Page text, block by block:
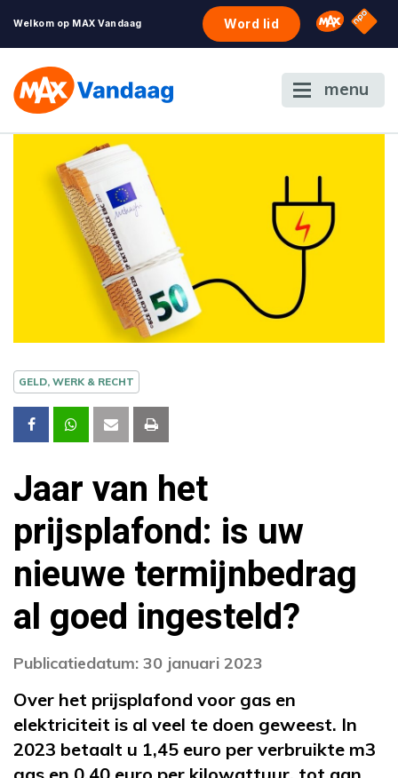
Welkom op MAX Vandaag Word lid Omroep
NPO
menu
GELD, WERK & RECHT
Jaar van het
prijsplafond: is uw
nieuwe termijnbedrag
al goed ingesteld?
Publicatiedatum: 30 januari 2023
Over het prijsplafond voor gas en
elektriciteit is al veel te doen geweest. In
2023 betaalt u 1,45 euro per verbruikte m3